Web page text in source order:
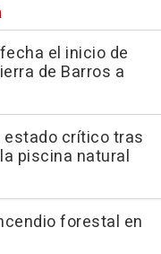
el inicio de
de Barros a
estado crítico tras
piscina natural
forestal en